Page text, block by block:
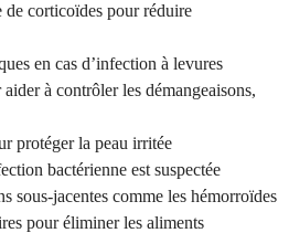
de corticoïdes pour réduire
en cas d’infection à levures
à contrôler les démangeaisons,
protéger la peau irritée
bactérienne est suspectée
sous-jacentes comme les hémorroïdes
pour éliminer les aliments